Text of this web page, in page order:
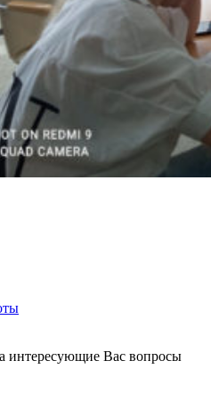
интересующие Вас вопросы